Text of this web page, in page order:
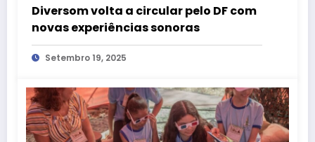
Diversom volta a circular pelo DF com
novas experiências sonoras
Setembro 19, 2025